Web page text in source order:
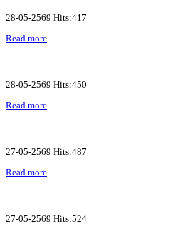
28-05-2569 Hits:417
Read more
28-05-2569 Hits:450
Read more
27-05-2569 Hits:487
Read more
27-05-2569 Hits:524